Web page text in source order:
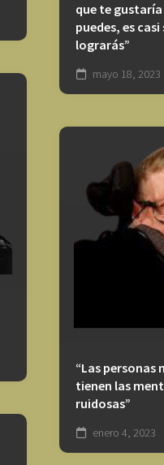
que te
puedes, es
lograrás”
mayo 18, 2023
“Las personas
tienen las
ruidosas”
enero 4, 2023